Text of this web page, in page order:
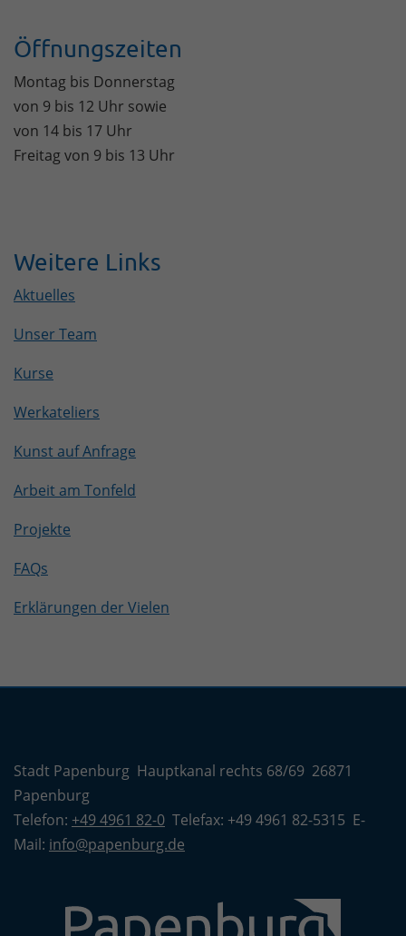
Öffnungszeiten
Montag bis Donnerstag
von 9 bis 12 Uhr sowie
von 14 bis 17 Uhr
Freitag von 9 bis 13 Uhr
Weitere Links
Aktuelles
Unser Team
Kurse
Werkateliers
Kunst auf Anfrage
Arbeit am Tonfeld
Projekte
FAQs
Erklärungen der Vielen
Stadt Papenburg Hauptkanal rechts 68/69 26871
Papenburg
Telefon: +49 4961 82-0 Telefax: +49 4961 82-5315 E-
Mail: info@papenburg.de